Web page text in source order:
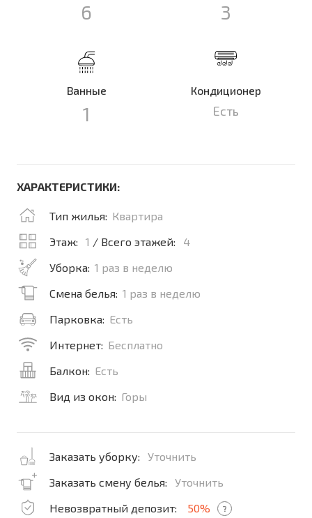
6 3
Ванные
1
Кондиционер
Есть
ХАРАКТЕРИСТИКИ:
Тип жилья: Квартира
Этаж:
1 / Всего этажей:
4
Уборка: 1 раз в неделю
Смена белья: 1 раз в неделю
Парковка: Есть
Интернет: Бесплатно
Балкон: Есть
Вид из окон: Горы
Заказать уборку:
Уточнить
Заказать смену белья:
Уточнить
Невозвратный депозит:
50% ?